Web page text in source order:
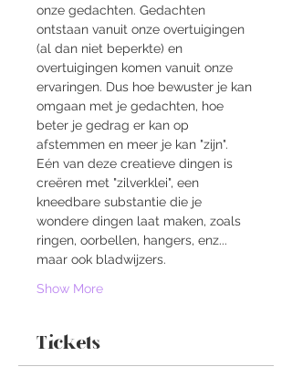
onze gedachten. Gedachten
ontstaan vanuit onze overtuigingen
(al dan niet beperkte) en
overtuigingen komen vanuit onze
ervaringen. Dus hoe bewuster je kan
omgaan met je gedachten, hoe
beter je gedrag er kan op
afstemmen en meer je kan "zijn".
Eén van deze creatieve dingen is
creëren met "zilverklei", een
kneedbare substantie die je
wondere dingen laat maken, zoals
ringen, oorbellen, hangers, enz...
maar ook bladwijzers.
Show More
Tickets